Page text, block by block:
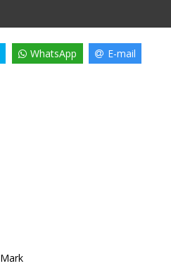
WhatsApp E-mail
Mark